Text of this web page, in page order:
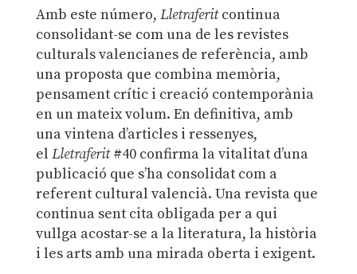
Amb este número, Lletraferitcontinua
consolidant-se com una de les revistes
culturals valencianes de referència, amb
una proposta que combina memòria,
pensament crític i creació contemporània
en un mateix volum. En definitiva, amb
una vintena d’articles i ressenyes,
el Lletraferit#40 confirma la vitalitat d’una
publicació que s’ha consolidat com a
referent cultural valencià. Una revista que
continua sent cita obligada per a qui
vullga acostar-se a la literatura, la història
i les arts amb una mirada oberta i exigent.